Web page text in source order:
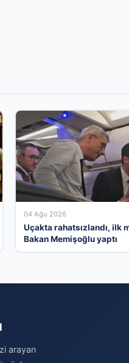
04 Ağu 2026
Uçakta rahatsızlandı, ilk
Bakan Memişoğlu yaptı
arayan